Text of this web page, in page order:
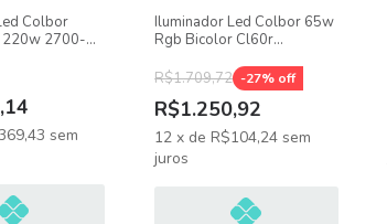
Colbor
2700-
sem
Iluminador Led Colbor 65w
Rgb Bicolor Cl60r
R$1.709,72 -27% off
R$1.250,92
12 x deR$104,24 sem
juros